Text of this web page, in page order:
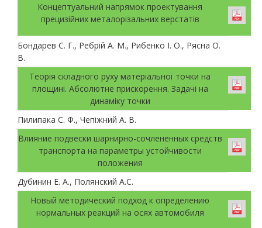
Концептуальний напрямок проектування
прецизійних металорізальних верстатів
Бондарев С. Г., Ребрій А. М., Рибенко І. О., Рясна О.
В.
Теорія складного руху матеріальної точки на
площині. Абсолютне прискорення. Задачі на
динаміку точки
Пилипака С. Ф., Чепіжний А. В.
Влияние подвески шарнирно-сочлененных средств
транспорта на параметры устойчивости
положения
Дубинин Е. А., Полянский А.С.
Новый методический подход к определению
нормальных реакций на осях автомобиля